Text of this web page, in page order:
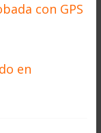
con GPS
en